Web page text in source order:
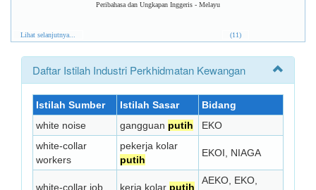
Peribahasa dan Ungkapan Inggeris - Melayu
Lihat selanjutnya... (11)
Daftar Istilah Industri Perkhidmatan Kewangan
Istilah Sumber Istilah Sasar
Bidang
white noise
gangguan putih
EKO
white-collar
workers
pekerja kolar
putih
EKOI, NIAGA
white-collar job kerja kolar putih
AEKO, EKO,